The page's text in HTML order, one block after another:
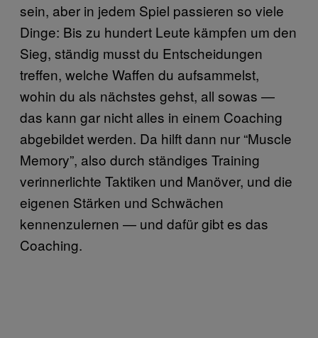
sein, aber in jedem Spiel passieren so viele
Dinge: Bis zu hundert Leute kämpfen um den
Sieg, ständig musst du Entscheidungen
treffen, welche Waffen du aufsammelst,
wohin du als nächstes gehst, all sowas —
das kann gar nicht alles in einem Coaching
abgebildet werden. Da hilft dann nur “Muscle
Memory”, also durch ständiges Training
verinnerlichte Taktiken und Manöver, und die
eigenen Stärken und Schwächen
kennenzulernen — und dafür gibt es das
Coaching.